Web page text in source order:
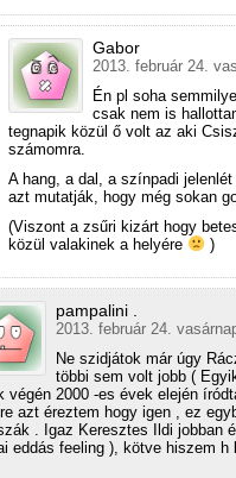
Gabor
2013. február 24.
Én pl soha
csak nem is
tegnapik közül ő volt az aki
számomra.
A hang, a dal, a színpadi
azt mutatják, hogy még sokan
(Viszont a zsűri kizárt hogy
közül valakinek a helyére
)
pampalini .
2013. február 24.
Ne szidjátok már úgy
többi sem volt jobb (
végén 2000 -es évek elején
azt éreztem hogy igen , ez
. Igaz Keresztes Ildi jobban
eddás feeling ), kötve hiszem h